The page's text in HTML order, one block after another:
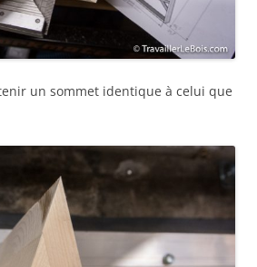
un sommet identique à celui que